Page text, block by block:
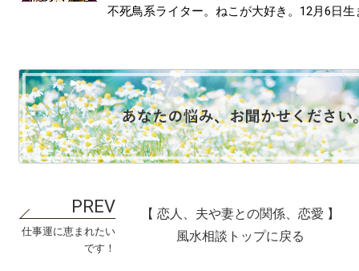
不死鳥系ライター。ねこが大好き。12月6日生
仕事運に恵まれたい
です！
【 恋人、夫や妻との関係、恋愛 】
風水相談トップに戻る